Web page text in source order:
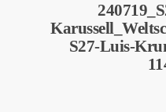
S27-Luis-